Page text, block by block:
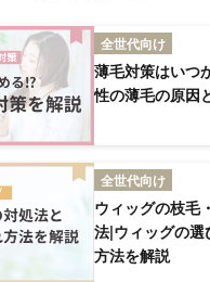
TOP
NEW
全世代向け
薄毛対策はいつ
性の薄毛の原因
全世代向け
ウィッグの枝毛
法|ウィッグの
方法を解説